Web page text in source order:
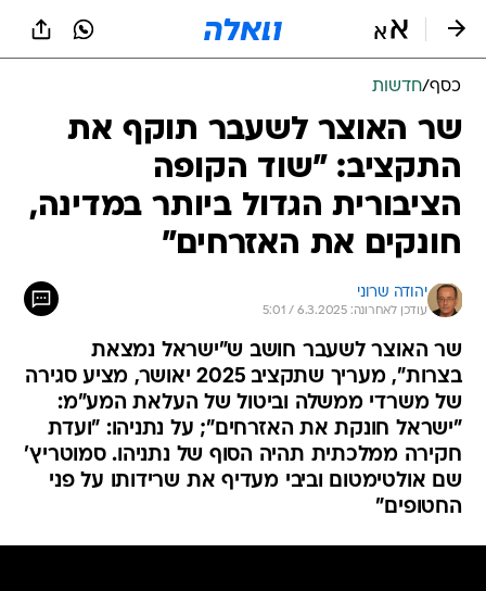
כסף/חדשות
שר האוצר לשעבר תוקף את
התקציב: "שוד הקופה
הציבורית הגדול ביותר במדינה,
חונקים את האזרחים"
יהודה שרוני
עודכן לאחרונה: 6.3.2025 / 5:01
שר האוצר לשעבר חושב ש"ישראל נמצאת
בצרות", מעריך שתקציב 2025 יאושר, מציע סגירה
של משרדי ממשלה וביטול של העלאת המע"מ:
"ישראל חונקת את האזרחים"; על נתניהו: "ועדת
חקירה ממלכתית תהיה הסוף של נתניהו. סמוטריץ'
שם אולטימטום וביבי מעדיף את שרידותו על פני
החטופים"